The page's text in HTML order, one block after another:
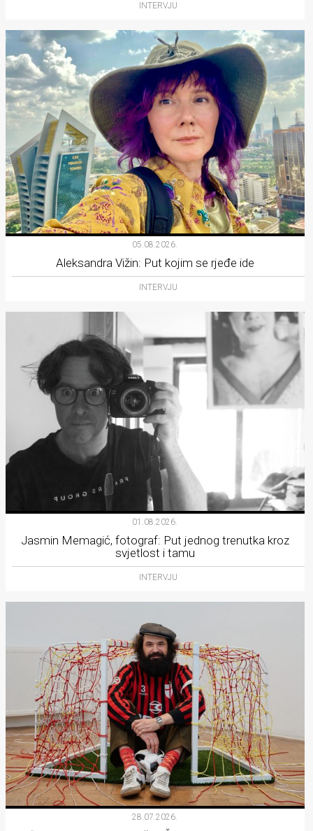
INTERVJU
05.08.2026.
Aleksandra Vižin: Put kojim se rjeđe ide
INTERVJU
01.08.2026.
Jasmin Memagić, fotograf: Put jednog trenutka kroz
svjetlost i tamu
INTERVJU
28.07.2026.